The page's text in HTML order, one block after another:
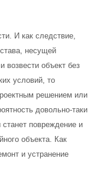
И как следствие,
несущей
возвести объект без
условий, то
решением или
довольно-таки
повреждение и
объекта. Как
и устранение